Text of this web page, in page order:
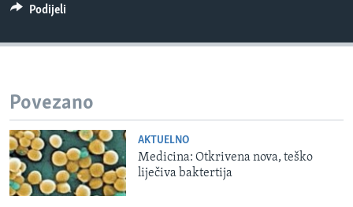
Jezici
Podijeli
Povezano
AKTUELNO
Medicina: Otkrivena nova, teško
liječiva baktertija